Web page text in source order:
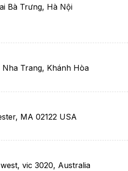
Bà Trưng, Hà Nội
Trang, Khánh Hòa
MA 02122 USA
vic 3020, Australia